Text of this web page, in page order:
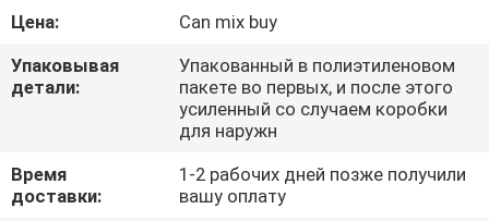
КОНТРОЛЬ
КАЧЕСТВА
СВЯЖИТЕСЬ
С
НАМИ
Цена:
Can mix buy
Упаковывая
детали:
Упакованный в полиэтиленовом
пакете во первых, и после этого
усиленный со случаем коробки
для наружн
Время
доставки:
1-2 рабочих дней позже получили
вашу оплату